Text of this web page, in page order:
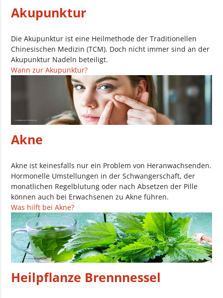
Akupunktur
Die Akupunktur ist eine Heilmethode der Traditionellen
Chinesischen Medizin (TCM). Doch nicht immer sind an der
Akupunktur Nadeln beteiligt.
Wann zur Akupunktur?
Akne
Akne ist keinesfalls nur ein Problem von Heranwachsenden.
Hormonelle Umstellungen in der Schwangerschaft, der
monatlichen Regelblutung oder nach Absetzen der Pille
können auch bei Erwachsenen zu Akne führen.
Was hilft bei Akne?
Heilpflanze Brennnessel